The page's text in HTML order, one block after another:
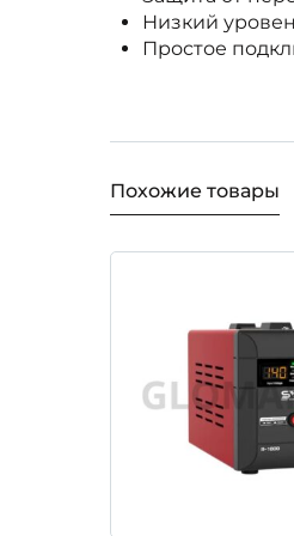
Низкий
Простое
Похожие товары